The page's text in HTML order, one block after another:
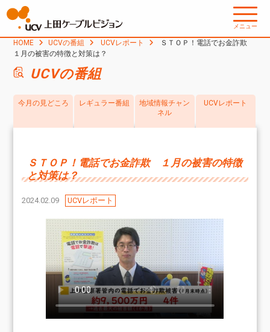
メニュー
HOME UCVの番組 UCVレポート
ＳＴＯＰ！電話でお金詐欺
１月の被害の特徴と対策は？
UCVの番組
今月の見どころ レギュラー番組
地域情報チャン
ネル
UCVレポート
ＳＴＯＰ！電話でお金詐欺 １月の被害の特徴
と対策は？
2024.02.09 UCVレポート